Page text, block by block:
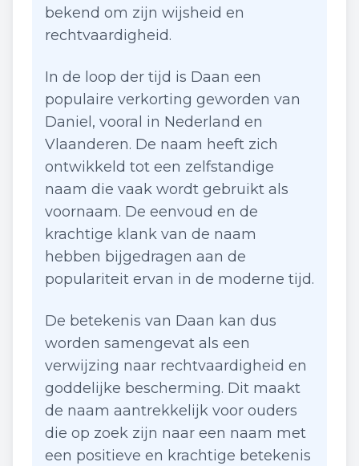
bekend om zijn wijsheid en
rechtvaardigheid.
In de loop der tijd is Daan een
populaire verkorting geworden van
Daniel, vooral in Nederland en
Vlaanderen. De naam heeft zich
ontwikkeld tot een zelfstandige
naam die vaak wordt gebruikt als
voornaam. De eenvoud en de
krachtige klank van de naam
hebben bijgedragen aan de
populariteit ervan in de moderne tijd.
De betekenis van Daan kan dus
worden samengevat als een
verwijzing naar rechtvaardigheid en
goddelijke bescherming. Dit maakt
de naam aantrekkelijk voor ouders
die op zoek zijn naar een naam met
een positieve en krachtige betekenis